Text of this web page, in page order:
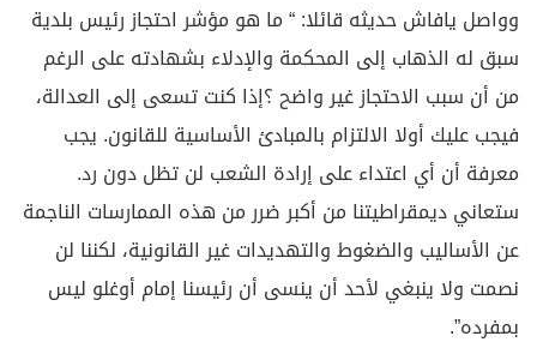
وواصل يافاش حديثه قائلا: “ ما هو مؤشر احتجاز رئيس بلدية
سبق له الذهاب إلى المحكمة والإدلاء بشهادته على الرغم
من أن سبب الاحتجاز غير واضح ؟إذا كنت تسعى إلى العدالة،
فيجب عليك أولا الالتزام بالمبادئ الأساسية للقانون. يجب
معرفة أن أي اعتداء على إرادة الشعب لن تظل دون رد.
ستعاني ديمقراطيتنا من أكبر ضرر من هذه الممارسات الناجمة
عن الأساليب والضغوط والتهديدات غير القانونية، لكننا لن
نصمت ولا ينبغي لأحد أن ينسى أن رئيسنا إمام أوغلو ليس
بمفرده”.